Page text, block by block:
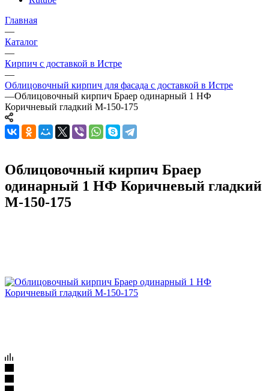
Главная
—
Каталог
—
Кирпич с доставкой в Истре
—
Облицовочный кирпич для фасада с доставкой в Истре
—Облицовочный кирпич Браер одинарный 1 НФ
Коричневый гладкий М-150-175
Облицовочный кирпич Браер
одинарный 1 НФ Коричневый гладкий
М-150-175